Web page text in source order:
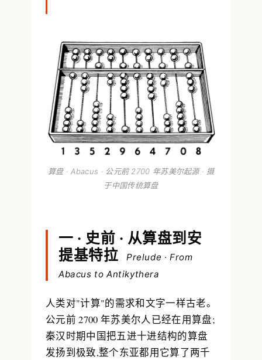
算盘 · Abacus · 公元前 2700 年苏美尔起源 · 摄
于中国传统算盘
一 · 史前 · 从算盘到安
提基特拉
Prelude · From
Abacus to Antikythera
人类对"计算"的需求和文字一样古老。
公元前 2700 年苏美尔人已经在用算盘;
秦汉时期中国把五进十进结构的算盘
发扬到极致,整个东亚都用它算了两千